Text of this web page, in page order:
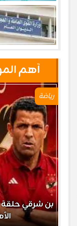
آهم
رياضة
بن شرقي حلقة